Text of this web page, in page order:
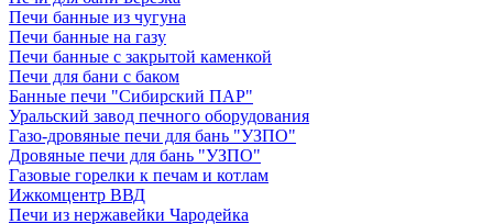
Печи банные из чугуна
Печи банные на газу
Печи банные с закрытой каменкой
Печи для бани с баком
Банные печи "Сибирский ПАР"
Уральский завод печного оборудования
Газо-дровяные печи для бань "УЗПО"
Дровяные печи для бань "УЗПО"
Газовые горелки к печам и котлам
Ижкомцентр ВВД
Печи из нержавейки Чародейка